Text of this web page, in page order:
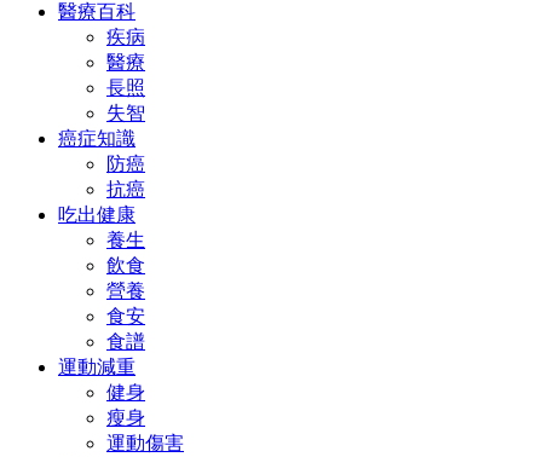
醫療百科
疾病
醫療
長照
失智
癌症知識
防癌
抗癌
吃出健康
養生
飲食
營養
食安
食譜
運動減重
健身
瘦身
運動傷害